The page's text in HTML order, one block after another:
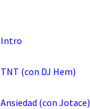
Intro
TNT (con DJ Hem)
Ansiedad (con Jotace)